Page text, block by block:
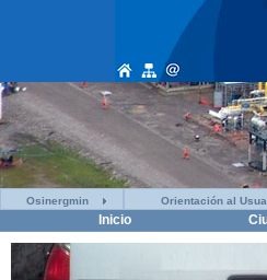
Osinergmin Orientación al
Inicio